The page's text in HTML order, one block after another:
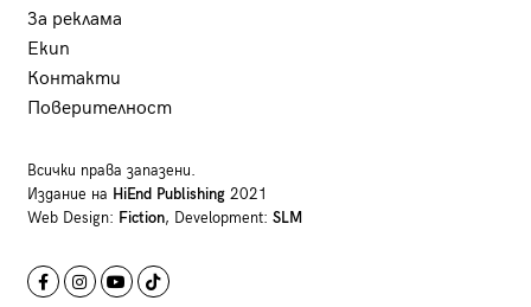
За реклама
Екип
Контакти
Поверителност
Всички права запазени.
Издание на HiEnd Publishing2021
Web Design: Fiction, Development: SLM